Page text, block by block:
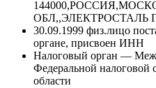
ОБЛ,,ЭЛЕКТРОСТАЛЬ
30.09.1999 физ.лицо
органе, присвоен ИНН
Налоговый орган —
Федеральной
области